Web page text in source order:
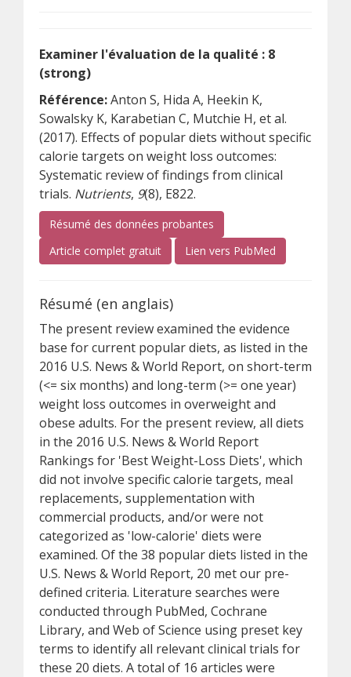
Examiner l'évaluation de la qualité : 8
(strong)
Référence:Anton S, Hida A, Heekin K,
Sowalsky K, Karabetian C, Mutchie H, et al.
(2017). Effects of popular diets without specific
calorie targets on weight loss outcomes:
Systematic review of findings from clinical
trials. Nutrients, 9(8), E822.
Résumé des données probantes
Article complet gratuit(s’ouvre sur un autre site)
Lien vers PubMed
Résumé (en anglais)
The present review examined the evidence
base for current popular diets, as listed in the
2016 U.S. News & World Report, on short-term
(<= six months) and long-term (>= one year)
weight loss outcomes in overweight and
obese adults. For the present review, all diets
in the 2016 U.S. News & World Report
Rankings for 'Best Weight-Loss Diets', which
did not involve specific calorie targets, meal
replacements, supplementation with
commercial products, and/or were not
categorized as 'low-calorie' diets were
examined. Of the 38 popular diets listed in the
U.S. News & World Report, 20 met our pre-
defined criteria. Literature searches were
conducted through PubMed, Cochrane
Library, and Web of Science using preset key
terms to identify all relevant clinical trials for
these 20 diets. A total of 16 articles were